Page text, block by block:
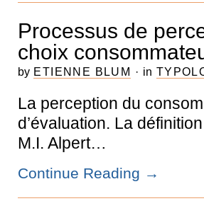
Processus de
choix
by ETIENNE BLUM · in
La perception du
d’évaluation. La
M.I. Alpert…
Continue Reading →